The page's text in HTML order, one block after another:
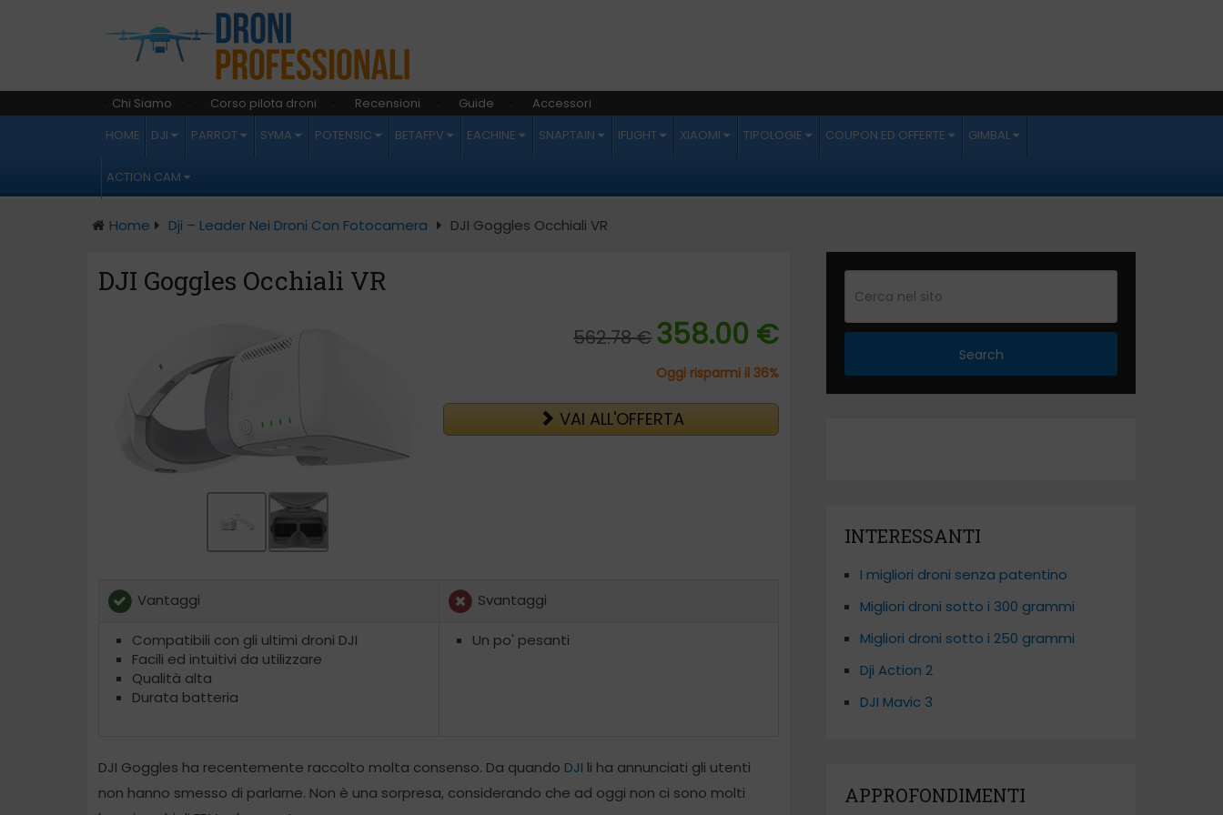
Chi Siamo Corso pilota droni Recensioni Guide
Accessori
HOME
DJI PARROT SYMA POTENSIC BETAFPV EACHINE SNAPTAIN IFLIGHT XIAOMI TIPOLOGIE COUPON ED OFFERTE GIMBAL
ACTION CAM
Home Dji – Leader Nei Droni Con Fotocamera DJI Goggles Occhiali VR
DJI Goggles Occhiali VR
562.78 € 358.00 €
Oggi risparmi il 36%
VAI ALL'OFFERTA
Vantaggi Svantaggi
Compatibili con gli ultimi droni DJI
Facili ed intuitivi da utilizzare
Qualità alta
Durata batteria
Un po' pesanti
DJI Goggles ha recentemente raccolto molta consenso. Da quando DJI li ha annunciati gli utenti
non hanno smesso di parlarne. Non è una sorpresa, considerando che ad oggi non ci sono molti
Search
INTERESSANTI
I migliori droni senza patentino
Migliori droni sotto i 300 grammi
Migliori droni sotto i 250 grammi
Dji Action 2
DJI Mavic 3
APPROFONDIMENTI